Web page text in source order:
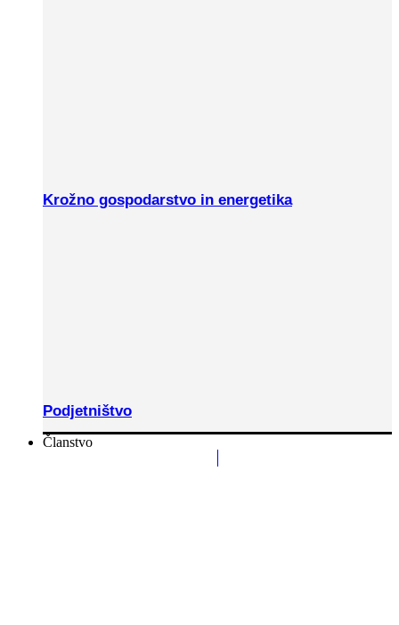
Krožno gospodarstvo in energetika
Podjetništvo
Članstvo